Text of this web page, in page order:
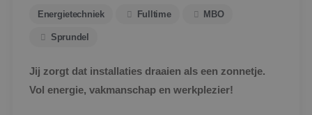
Energietechniek Fulltime MBO
Sprundel
Jij zorgt dat installaties draaien als een zonnetje.
Vol energie, vakmanschap en werkplezier!